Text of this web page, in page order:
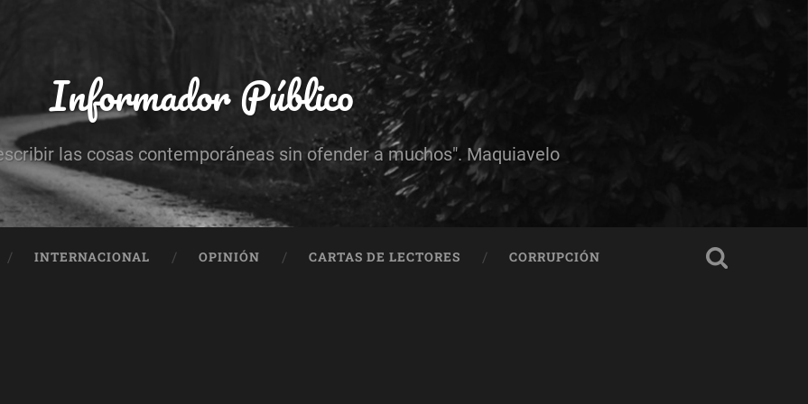
Informador Público
las cosas contemporáneas sin ofender a muchos". Maquiavelo
INTERNACIONAL OPINIÓN CARTAS DE LECTORES CORRUPCIÓN